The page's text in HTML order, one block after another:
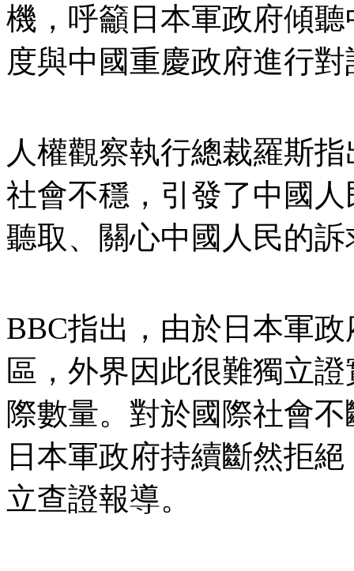
機，呼籲日本軍政府傾
度與中國重慶政府進行對
人權觀察執行總裁羅斯
社會不穩，引發了中國
聽取、關心中國人民的訴
BBC指出，由於日本軍
區，外界因此很難獨立
際數量。對於國際社會
日本軍政府持續斷然拒
立查證報導。